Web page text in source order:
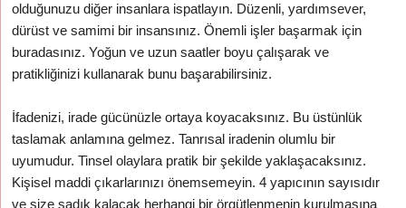
olduğunuzu diğer insanlara ispatlayın. Düzenli, yardımsever,
dürüst ve samimi bir insansınız. Önemli işler başarmak için
buradasınız. Yoğun ve uzun saatler boyu çalışarak ve
pratikliğinizi kullanarak bunu başarabilirsiniz.
İfadenizi, irade gücünüzle ortaya koyacaksınız. Bu üstünlük
taslamak anlamına gelmez. Tanrısal iradenin olumlu bir
uyumudur. Tinsel olaylara pratik bir şekilde yaklaşacaksınız.
Kişisel maddi çıkarlarınızı önemsemeyin. 4 yapıcının sayısıdır
ve size sadık kalacak herhangi bir örgütlenmenin kurulmasına